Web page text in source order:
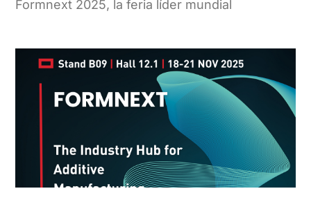
Formnext 2025, la feria líder mundial